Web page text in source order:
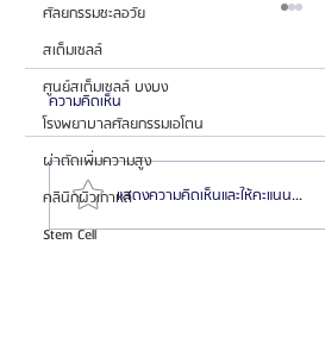
ศัลยกรรมชะลอวัย
สเต็มเซลล์
ศูนย์สเต็มเซลล์ บงบง
โรงพยาบาลศัลยกรรมเอโตน
ผ่าตัดเพิ่มความสูง
คลินิกผิวเกาหลี
Stem Cell
ความคิดเห็น
แสดงความคิดเห็นและให้คะแนน...